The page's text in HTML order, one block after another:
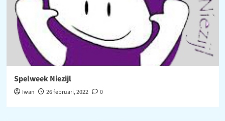
Spelweek Niezijl
Iwan 26 februari, 2022 0